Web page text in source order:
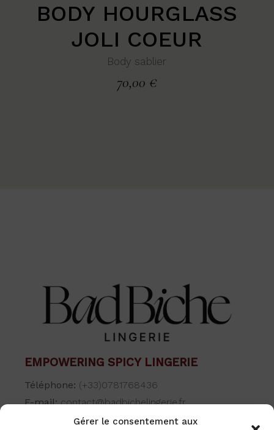
Gérer le consentement aux
BODY HOURGLASS
JOLI COEUR
Body sablier
70,00 €
EMPOWERING SPICY LINGERIE
Téléphone: (+33)0781768436
E-mail: contact@badbichelingerie.fr